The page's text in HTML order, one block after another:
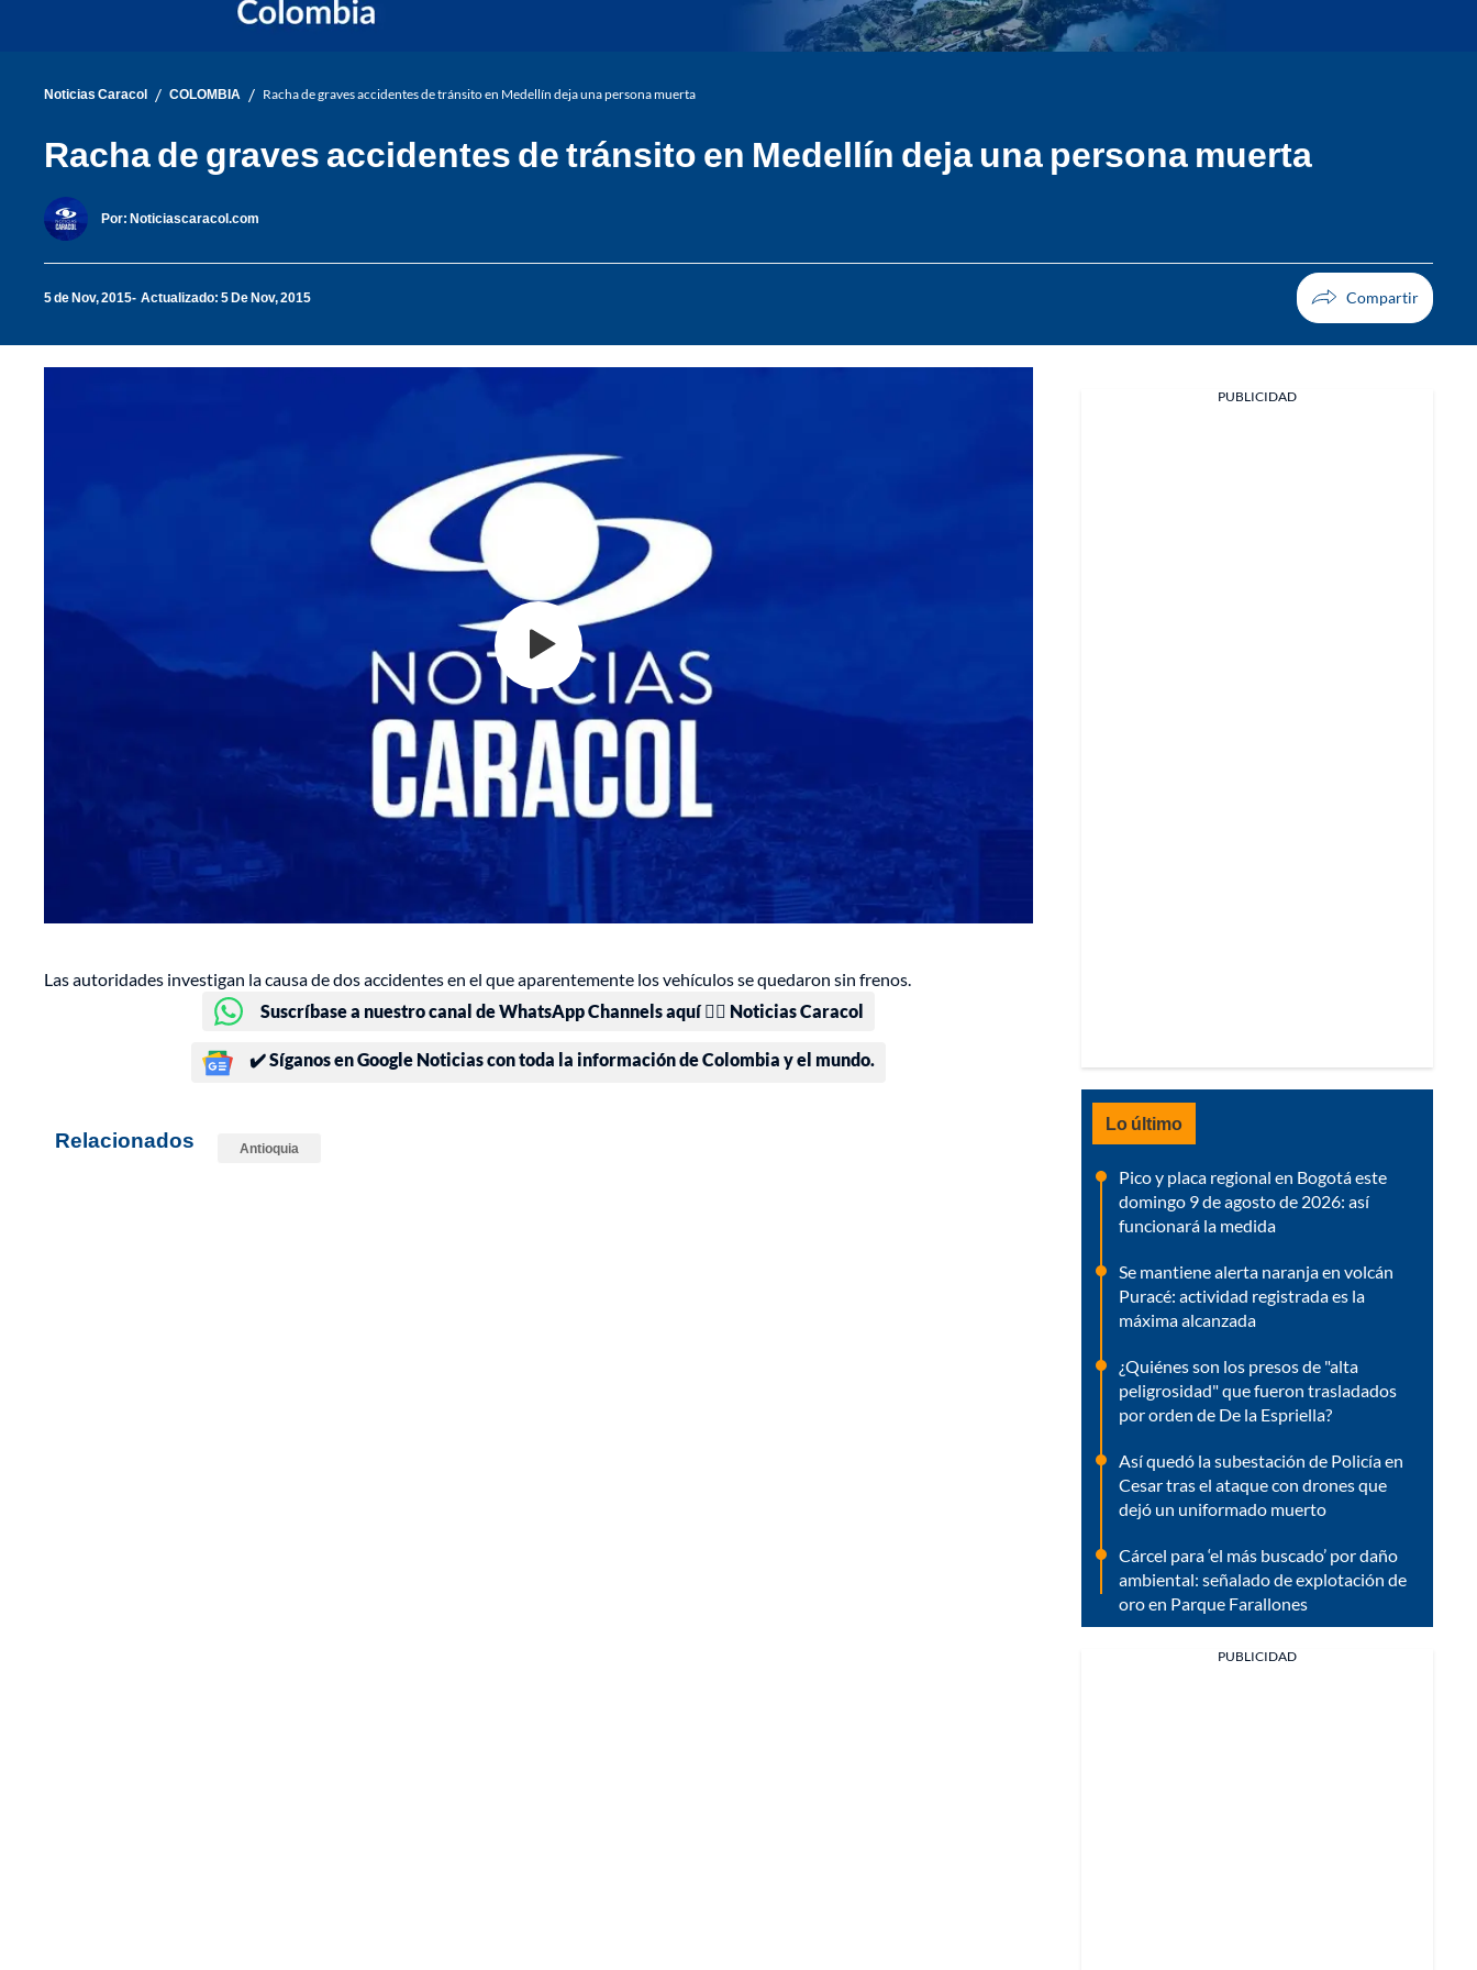
Noticias Caracol / COLOMBIA / Racha de graves accidentes de tránsito en Medellín deja una persona muerta
Racha de graves accidentes de tránsito en Medellín deja una persona muerta
Por: Noticiascaracol.com
5 de Nov, 2015 Actualizado: 5 De Nov, 2015
Las autoridades investigan la causa de dos accidentes en el que aparentemente los vehículos se quedaron sin frenos.
Suscríbase a nuestro canal de WhatsApp Channels aquí 👉🏻 Noticias Caracol
✔️ Síganos en Google Noticias con toda la información de Colombia y el mundo.
Relacionados Antioquia
PUBLICIDAD
Lo último
Pico y placa regional en Bogotá este
domingo 9 de agosto de 2026: así
funcionará la medida
Se mantiene alerta naranja en volcán
Puracé: actividad registrada es la
máxima alcanzada
¿Quiénes son los presos de "alta
peligrosidad" que fueron trasladados
por orden de De la Espriella?
Así quedó la subestación de Policía en
Cesar tras el ataque con drones que
dejó un uniformado muerto
Cárcel para ‘el más buscado’ por daño
ambiental: señalado de explotación de
oro en Parque Farallones
PUBLICIDAD